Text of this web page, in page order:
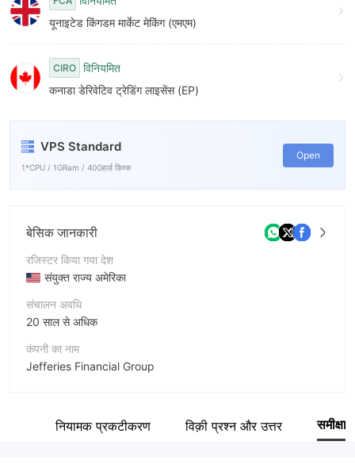
8
9
यूनाइटेड किंगडम मार्केट मेकिंग (एमएम)
CIRO विनियमित
कनाडा डेरिवेटिव ट्रेडिंग लाइसेंस (EP)
VPS Standard
1*CPU / 1GRam / 40Gहार्ड डिस्क
Open
बेसिक जानकारी
रजिस्टर किया गया देश
संयुक्त राज्य अमेरिका
संचालन अवधि
20 साल से अधिक
कंपनी का नाम
Jefferies Financial Group
नियामक प्रकटीकरण विक़ी प्रश्न और उत्तर समीक्षा